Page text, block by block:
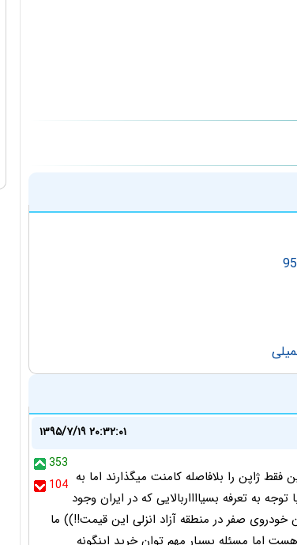
۱۳۹۵/۷/۱۹ ۲۰:۳۲:۰۱
353
104 ژاپن را بلافاصله کامنت میگذارند اما به
به تعرفه بسیااااربالایی که در ایران وجود
صفر در منطقه آزاد انزلی این قیمت!!)) ما
اما مسئله بسیار مهم توان خرید اینگونه